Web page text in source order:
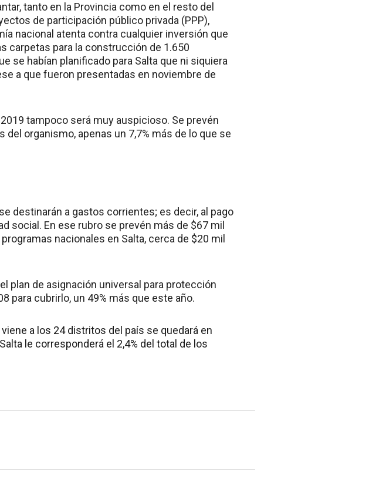
tanto en la Provincia como en el resto del
de participación público privada (PPP),
nacional atenta contra cualquier inversión que
carpetas para la construcción de 1.650
se habían planificado para Salta que ni siquiera
a que fueron presentadas en noviembre de
tampoco será muy auspicioso. Se prevén
organismo, apenas un 7,7% más de lo que se
destinarán a gastos corrientes; es decir, al pago
social. En ese rubro se prevén más de $67 mil
nacionales en Salta, cerca de $20 mil
plan de asignación universal para protección
para cubrirlo, un 49% más que este año.
a los 24 distritos del país se quedará en
le corresponderá el 2,4% del total de los